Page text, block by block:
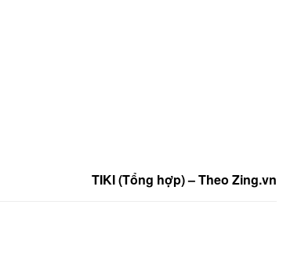
TIKI (Tổng hợp) – Theo Zing.vn